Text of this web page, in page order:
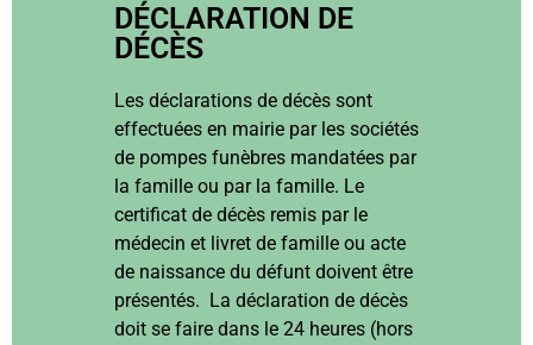
DÉCLARATION DE
DÉCÈS
Les déclarations de décès sont
effectuées en mairie par les sociétés
de pompes funèbres mandatées par
la famille ou par la famille. Le
certificat de décès remis par le
médecin et livret de famille ou acte
de naissance du défunt doivent être
présentés. La déclaration de décès
doit se faire dans le 24 heures (hors